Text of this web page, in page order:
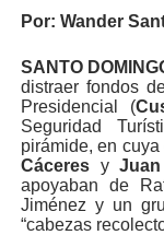
Por: Wander
SANTO
distraer fondos
Presidencial (
Seguridad
pirámide, en
CáceresyJuan
apoyaban de
Jiménez y un
“cabezas